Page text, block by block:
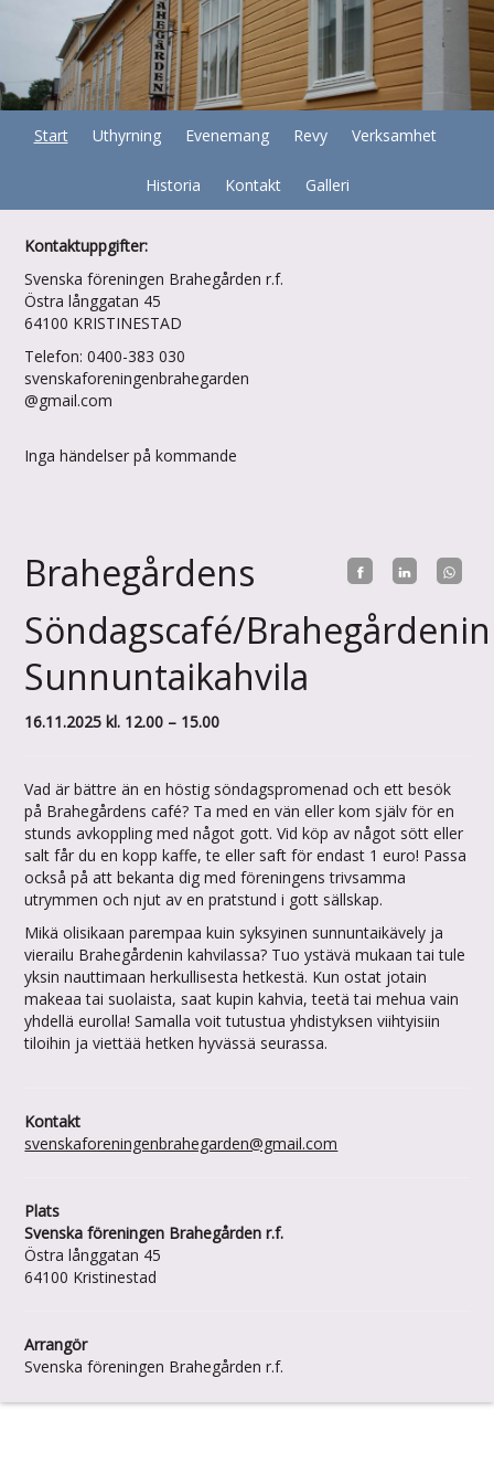
Start Uthyrning Evenemang Revy Verksamhet
Historia Kontakt Galleri
Kontaktuppgifter:
Svenska föreningen Brahegården r.f.
Östra långgatan 45
64100 KRISTINESTAD
Telefon: 0400-383 030
svenskaforeningenbrahegarden
@gmail.com
Inga händelser på kommande
Brahegårdens
Söndagscafé/Brahegårdenin
Sunnuntaikahvila
16.11.2025 kl. 12.00 – 15.00
Vad är bättre än en höstig söndagspromenad och ett besök
på Brahegårdens café? Ta med en vän eller kom själv för en
stunds avkoppling med något gott. Vid köp av något sött eller
salt får du en kopp kaffe, te eller saft för endast 1 euro! Passa
också på att bekanta dig med föreningens trivsamma
utrymmen och njut av en pratstund i gott sällskap.
Mikä olisikaan parempaa kuin syksyinen sunnuntaikävely ja
vierailu Brahegårdenin kahvilassa? Tuo ystävä mukaan tai tule
yksin nauttimaan herkullisesta hetkestä. Kun ostat jotain
makeaa tai suolaista, saat kupin kahvia, teetä tai mehua vain
yhdellä eurolla! Samalla voit tutustua yhdistyksen viihtyisiin
tiloihin ja viettää hetken hyvässä seurassa.
Kontakt
svenskaforeningenbrahegarden@gmail.com
Plats
Svenska föreningen Brahegården r.f.
Östra långgatan 45
64100 Kristinestad
Arrangör
Svenska föreningen Brahegården r.f.